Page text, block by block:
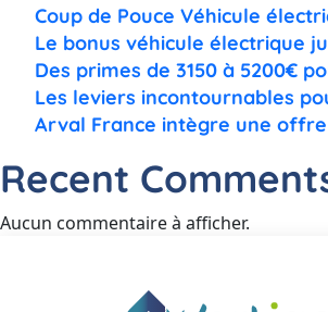
Coup de Pouce Véhicule
Le bonus véhicule électrique
Des primes de 3150 à 5200€
Les leviers incontournables
Arval France intègre une
Recent
Aucun commentaire à afficher.